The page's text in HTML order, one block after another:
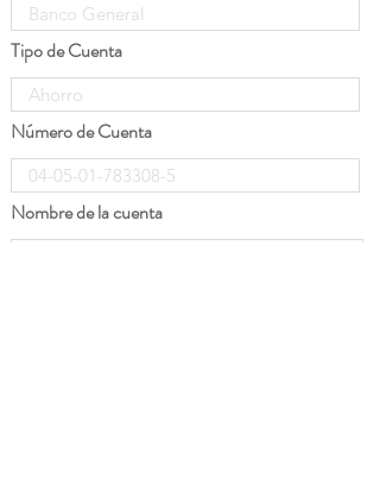
Tipo de Cuenta
Número de Cuenta
Nombre de la cuenta